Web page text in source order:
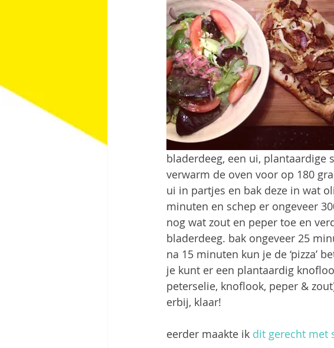
bladerdeeg, een ui, plantaardige
verwarm de oven voor op 180
ui in partjes en bak deze in wat
minuten en schep er ongeveer
nog wat zout en peper toe en
bladerdeeg. bak ongeveer 25
na 15 minuten kun je de ‘pizza’
je kunt er een plantaardig
peterselie, knoflook, peper &
erbij, klaar!
eerder maakte ik dit gerecht met